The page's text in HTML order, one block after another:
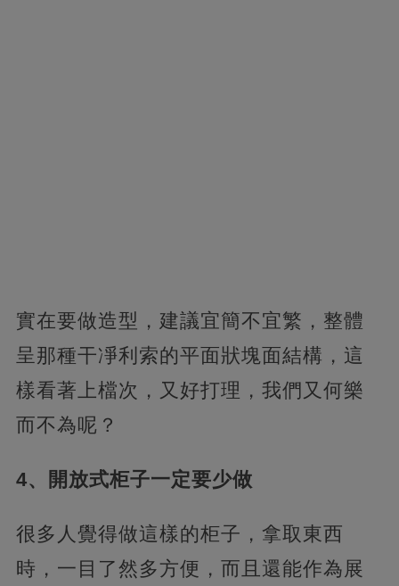
實在要做造型，建議宜簡不宜繁，整體
呈那種干凈利索的平面狀塊面結構，這
樣看著上檔次，又好打理，我們又何樂
而不為呢？
4、開放式柜子一定要少做
很多人覺得做這樣的柜子，拿取東西
時，一目了然多方便，而且還能作為展